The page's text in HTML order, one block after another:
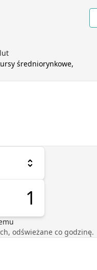
średniorynkowe,
odświeżane co godzinę.